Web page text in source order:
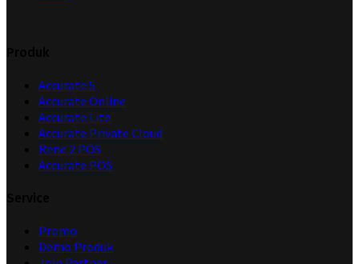
Accurate 5
Accurate Online
Accurate Lite
Accurate Private Cloud
Rene 2 POS
Accurate POS
Promo
Demo Produk